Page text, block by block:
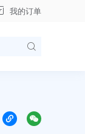
我的订单